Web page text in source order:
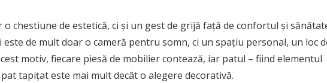
chestiune de estetică, ci și un gest de grijă față de confortul și
de mult doar o cameră pentru somn, ci un spațiu personal, un loc
motiv, fiecare piesă de mobilier contează, iar patul – fiind elementul
tapițat este mai mult decât o alegere decorativă.